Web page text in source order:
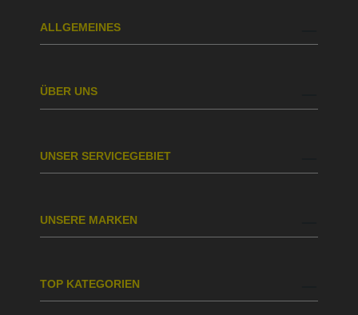
ALLGEMEINES
ÜBER UNS
UNSER SERVICEGEBIET
UNSERE MARKEN
TOP KATEGORIEN